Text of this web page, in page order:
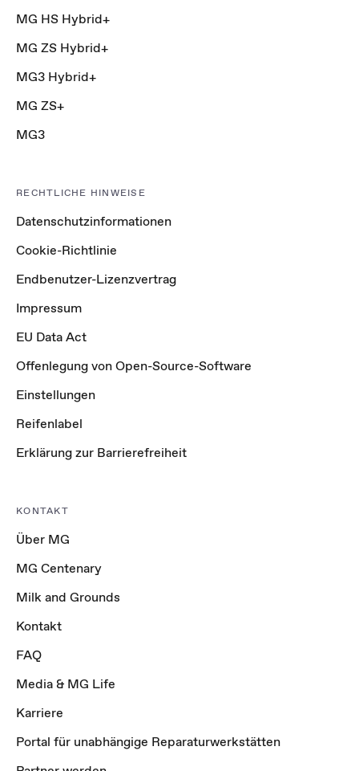
MG HS Hybrid+
MG ZS Hybrid+
MG3 Hybrid+
MG ZS+
MG3
RECHTLICHE HINWEISE
Datenschutzinformationen
Cookie-Richtlinie
Endbenutzer-Lizenzvertrag
Impressum
EU Data Act
Offenlegung von Open-Source-Software
Einstellungen
Reifenlabel
Erklärung zur Barrierefreiheit
KONTAKT
Über MG
MG Centenary
Milk and Grounds
Kontakt
FAQ
Media & MG Life
Karriere
Portal für unabhängige Reparaturwerkstätten